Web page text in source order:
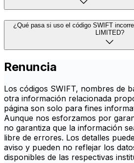
¿Qué pasa si uso el código SWIFT
LIMITED?
Renuncia
Los códigos SWIFT, nombres de
otra información relacionada
página son solo para fines
Aunque nos esforzamos por
no garantiza que la información
libre de errores. Los detalles
aviso y pueden no reflejar los
disponibles de las respectivas